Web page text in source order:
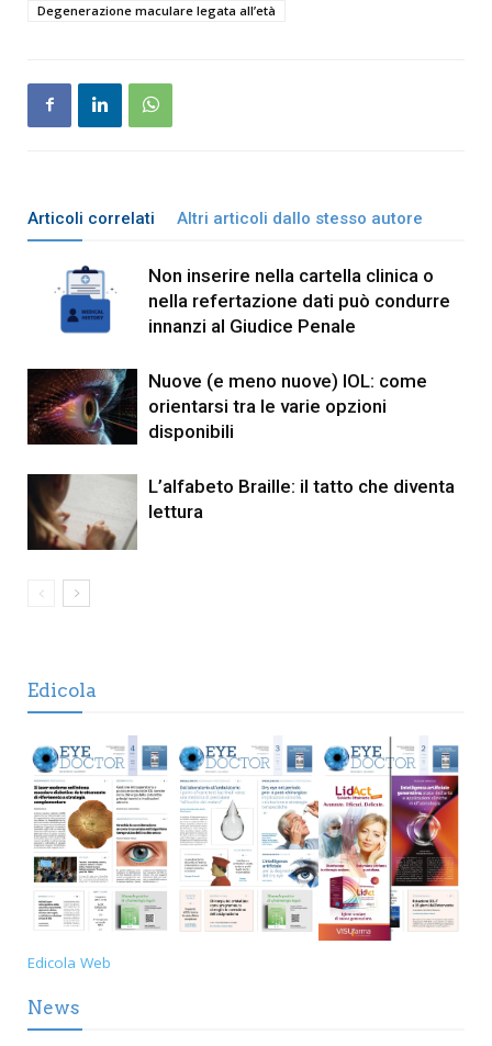
Degenerazione maculare legata all’età
Articoli correlati Altri articoli dallo stesso autore
Non inserire nella cartella clinica o
nella refertazione dati può condurre
innanzi al Giudice Penale
Nuove (e meno nuove) IOL: come
orientarsi tra le varie opzioni
disponibili
L’alfabeto Braille: il tatto che diventa
lettura
Edicola
Edicola Web
News